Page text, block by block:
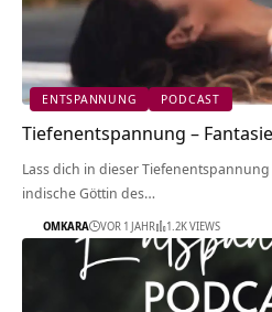
ENTSPANNUNG PODCAST
Tiefenentspannung –
Lass dich in dieser
indische Göttin des…
OMKARA VOR 1 JAHR 1.2K VIEWS